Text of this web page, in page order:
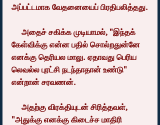
அப்பட்டமாக வேதனையைப் பிரதிபலித்தது.
கேள்விக்கு என்ன பதில் சொல்றதுன்னே
எனக்கு தெரியல மாலு. ஏதாவது பெரிய
லெவல்ல புரட்சி நடந்தாதான் உண்டு"
என்றான் சரவணன்.
"அதுக்கு எனக்கு கிடைச்ச மாதிரி